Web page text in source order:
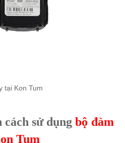
Kon Tum
cách sử dụngbộ đàm
Tum